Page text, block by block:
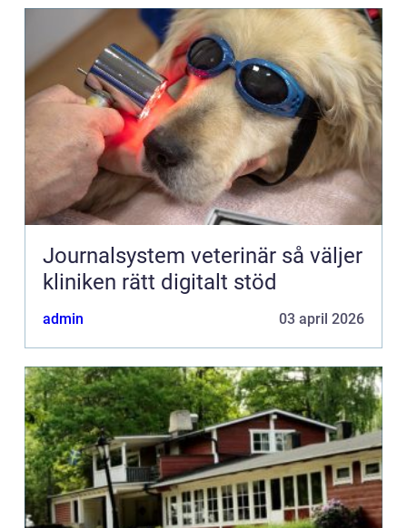
Journalsystem veterinär så väljer
kliniken rätt digitalt stöd
admin 03 april 2026